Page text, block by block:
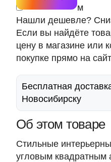
м
Нашли дешевле?
Если вы найдёте
цену в магазине или
покупке прямо на
Бесплатная
Новосибирску
Об этом товаре
Стильные
угловым